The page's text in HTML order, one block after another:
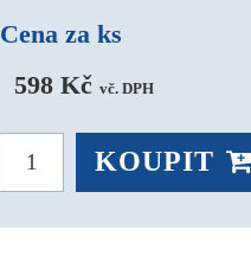
Cena za ks
598 Kč vč. DPH
KOUPIT